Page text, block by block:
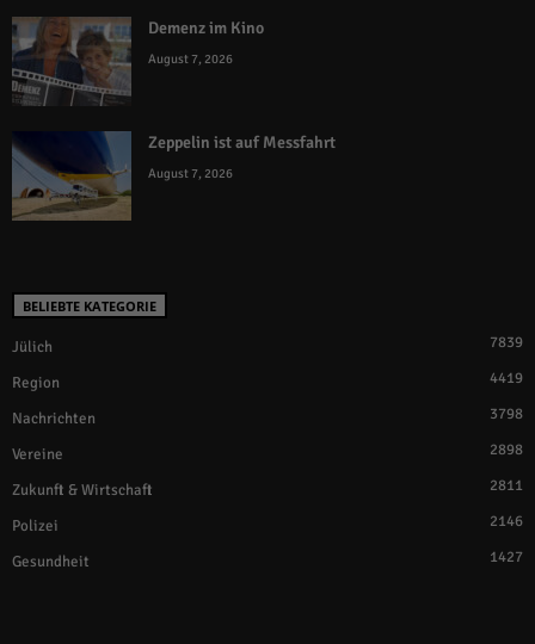
Demenz im Kino
August 7, 2026
Zeppelin ist auf Messfahrt
August 7, 2026
BELIEBTE KATEGORIE
Jülich 7839
Region 4419
Nachrichten 3798
Vereine 2898
Zukunft & Wirtschaft 2811
Polizei 2146
Gesundheit 1427